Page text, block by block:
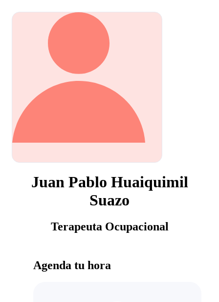
Juan Pablo Huaiquimil
Suazo
Terapeuta Ocupacional
Agenda tu hora